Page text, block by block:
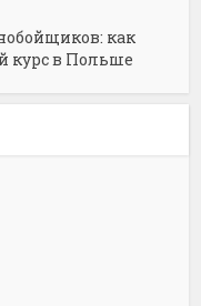
как
курс в Польше